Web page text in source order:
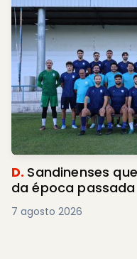
D. Sandinenses
da época passada
7 agosto 2026